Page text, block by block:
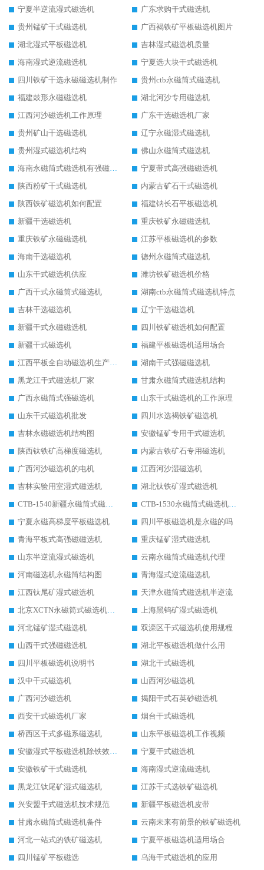
宁夏半逆流湿式磁选机
广东求购干式磁选机
贵州锰矿干式磁选机
广西褐铁矿平板磁选机图片
湖北湿式平板磁选机
吉林湿式磁选机质量
海南湿式逆流磁选机
宁夏选大块干式磁选机
四川铁矿干选永磁磁选机制作
贵州ctb永磁筒式磁选机
福建鼓形永磁磁选机
湖北河沙专用磁选机
江西河沙磁选机工作原理
广东干选磁选机厂家
贵州矿山干选磁选机
辽宁永磁湿式磁选机
贵州湿式磁选机结构
佛山永磁筒式磁选机
海南永磁筒式磁选机有强磁的吗
宁夏带式高强磁磁选机
陕西粉矿干式磁选机
内蒙古矿石干式磁选机
陕西铁矿磁选机如何配置
福建钠长石平板磁选机
新疆干选磁选机
重庆铁矿永磁磁选机
重庆铁矿永磁磁选机
江苏平板磁选机的参数
海南干选磁选机
德州永磁筒式磁选机
山东干式磁选机供应
潍坊铁矿磁选机价格
广西干式永磁筒式磁选机
湖南ctb永磁筒式磁选机特点
吉林干选磁选机
辽宁干选磁选机
新疆干式永磁磁选机
四川铁矿磁选机如何配置
新疆干式磁选机
福建平板磁选机适用场合
江西平板全自动磁选机生产厂家
湖南干式强磁磁选机
黑龙江干式磁选机厂家
甘肃永磁筒式磁选机结构
广西永磁筒式强磁选机
山东干式磁选机的工作原理
山东干式磁选机批发
四川水选褐铁矿磁选机
吉林永磁磁选机结构图
安徽锰矿专用干式磁选机
陕西钛铁矿高梯度磁选机
内蒙古铁矿石专用磁选机
广西河沙磁选机的电机
江西河沙湿磁选机
吉林实验用室湿式磁选机
湖北钛铁矿湿式磁选机
CTB-1540新疆永磁筒式磁选机
CTB-1530永磁筒式磁选机代理商
宁夏永磁高梯度平板磁选机
四川平板磁选机是永磁的吗
青海平板式高强磁磁选机
重庆锰矿湿式磁选机
山东半逆流湿式磁选机
云南永磁筒式磁选机代理
河南磁选机永磁筒结构图
青海湿式逆流磁选机
江西钛尾矿湿式磁选机
天津永磁筒式磁选机半逆流
北京XCTN永磁筒式磁选机磁块位置
上海黑钨矿湿式磁选机
河北锰矿湿式磁选机
双滦区干式磁选机使用规程
山西干式强磁磁选机
湖北平板磁选机做什么用
四川平板磁选机说明书
湖北干式磁选机
汉中干式磁选机
山西河沙磁选机
广西河沙磁选机
揭阳干式石英砂磁选机
西安干式磁选机厂家
烟台干式磁选机
桥西区干式多磁系磁选机
山东平板磁选机工作视频
安徽湿式平板磁选机除铁效果怎么样
宁夏干式磁选机
安徽铁矿干式磁选机
海南湿式逆流磁选机
黑龙江钛尾矿湿式磁选机
江苏干式选铁矿磁选机
兴安盟干式磁选机技术规范
新疆平板磁选机皮带
甘肃永磁筒式磁选机备件
云南未来有前景的铁矿磁选机
河北一站式的铁矿磁选机
宁夏平板磁选机适用场合
四川锰矿平板磁选
乌海干式磁选机的应用